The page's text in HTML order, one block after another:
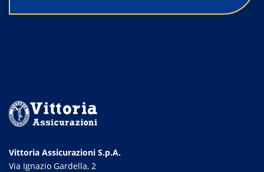
Vittoria Assicurazioni S.p.A.
Via Ignazio Gardella, 2